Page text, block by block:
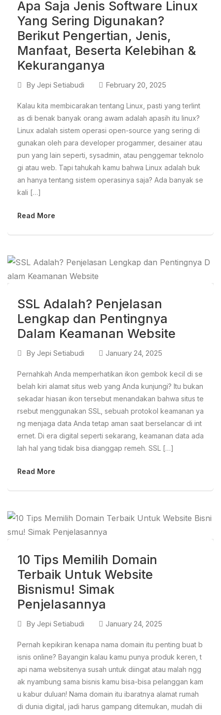
Apa Saja Jenis Software Linux
Yang Sering Digunakan?
Berikut Pengertian, Jenis,
Manfaat, Beserta Kelebihan &
Kekuranganya
By Jepi Setiabudi February 20, 2025
Kalau kita membicarakan tentang Linux, pasti yang terlint
as di benak banyak orang awam adalah apasih itu linux?
Linux adalah sistem operasi open-source yang sering di
gunakan oleh para developer progammer, desainer atau
pun yang lain seperti, sysadmin, atau penggemar teknolo
gi atau web. Tapi tahukah kamu bahwa Linux adalah buk
an hanya tentang sistem operasinya saja? Ada banyak se
kali […]
Read More
SSL Adalah? Penjelasan
Lengkap dan Pentingnya
Dalam Keamanan Website
By Jepi Setiabudi January 24, 2025
Pernahkah Anda memperhatikan ikon gembok kecil di se
belah kiri alamat situs web yang Anda kunjungi? Itu bukan
sekadar hiasan ikon tersebut menandakan bahwa situs te
rsebut menggunakan SSL, sebuah protokol keamanan ya
ng menjaga data Anda tetap aman saat berselancar di int
ernet. Di era digital seperti sekarang, keamanan data ada
lah hal yang tidak bisa dianggap remeh. SSL […]
Read More
10 Tips Memilih Domain
Terbaik Untuk Website
Bisnismu! Simak
Penjelasannya
By Jepi Setiabudi January 24, 2025
Pernah kepikiran kenapa nama domain itu penting buat b
isnis online? Bayangin kalau kamu punya produk keren, t
api nama websitenya susah untuk diingat atau malah ngg
ak nyambung sama bisnis kamu bisa-bisa pelanggan kam
u kabur duluan! Nama domain itu ibaratnya alamat rumah
di dunia digital, jadi harus gampang ditemukan, mudah dii